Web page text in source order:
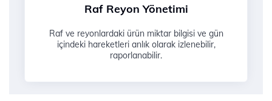
Raf Reyon Yönetimi
Raf ve reyonlardaki ürün miktar bilgisi ve gün
içindeki hareketleri anlık olarak izlenebilir,
raporlanabilir.